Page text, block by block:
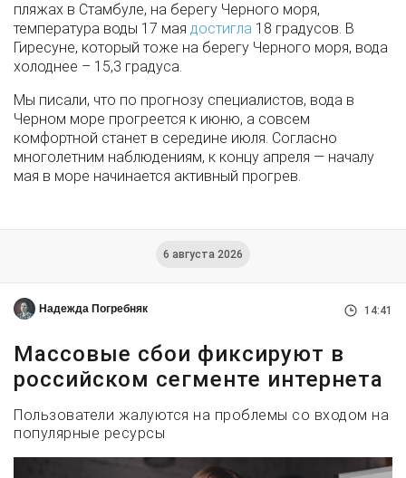
пляжах в Стамбуле, на берегу Черного моря,
температура воды 17 мая достигла 18 градусов. В
Гиресуне, который тоже на берегу Черного моря, вода
холоднее – 15,3 градуса.
Мы писали, что по прогнозу специалистов, вода в
Черном море прогреется к июню, а совсем
комфортной станет в середине июля. Согласно
многолетним наблюдениям, к концу апреля — началу
мая в море начинается активный прогрев.
6 августа 2026
Надежда Погребняк 14:41
Массовые сбои фиксируют в
российском сегменте интернета
Пользователи жалуются на проблемы со входом на
популярные ресурсы